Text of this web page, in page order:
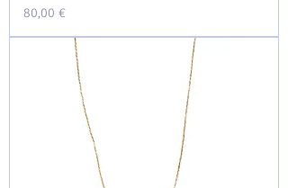
Prix
80,00 €